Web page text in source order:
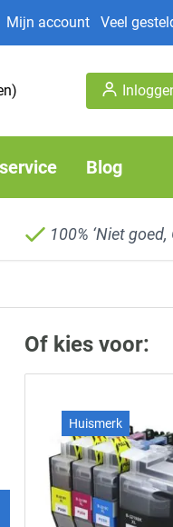
Mijn account Veel
Blog
100% ‘Niet
Of kies voor:
Huismerk